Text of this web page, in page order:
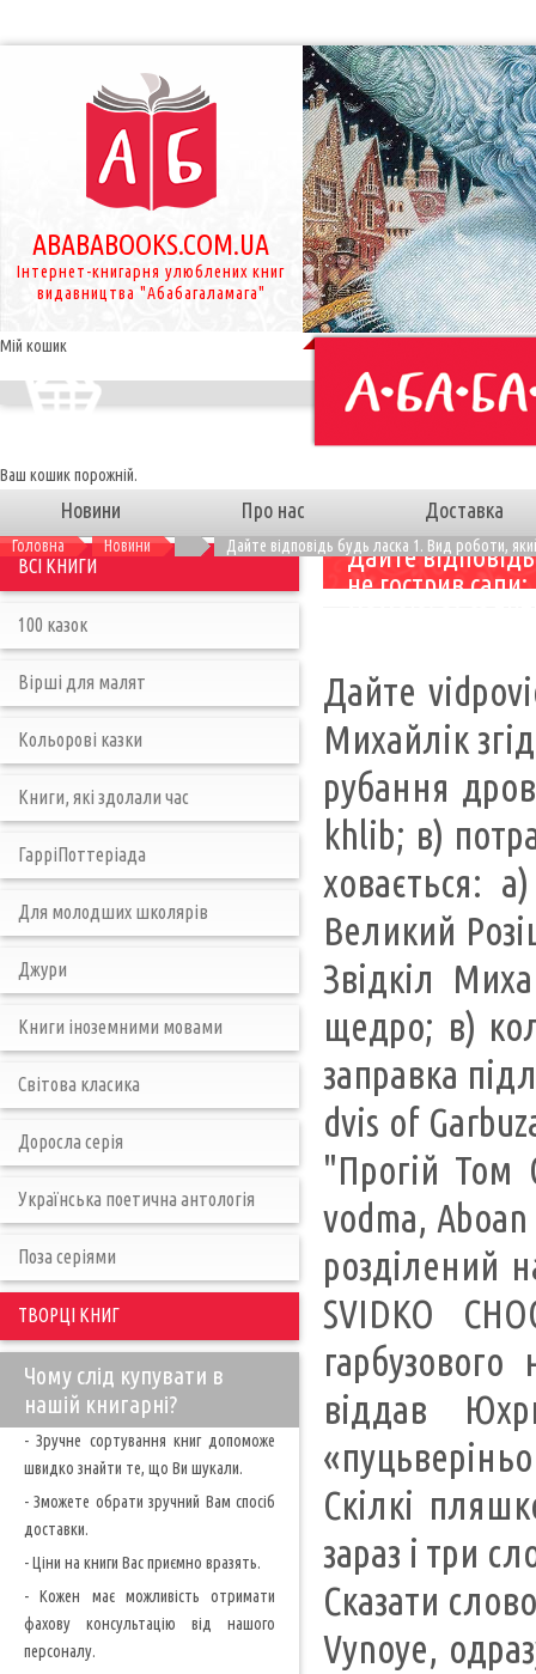
ABABABOOKS.COM.UA
Інтернет-книгарня улюблених книг
видавництва "Абабагаламага"
Мій кошик
Ваш кошик порожній.
Новини Про нас Доставка
Головна Новини Дайте відповідь будь ласка 1. Вид роботи,
Дайте
не гострив
для Михайлика
плугом навіть
читати книги
ніяк не
гаслом Г) лоєм-
«Кобзар» Б)
відьма, або
сварився
Отець? А)
жмені насіння
А) діда Дем’яна
насіння
восени В) дві
буде. » хто
Дайте
Михайлік
рубання
khlib; в)
ховається:
Великий
Звідкіл
щедро; в)
заправка
dvis of
"Прогій Том
vodma,
розділений
SVIDKO
віддав
Скілкі
зараз i три
Сказати
Vynoye,
ВСІ КНИГИ
100 казок
Вірші для малят
Кольорові казки
Книги, які здолали час
ГарріПоттеріада
Для молодших школярів
Джури
Книги іноземними мовами
Світова класика
Доросла серія
Українська поетична антологія
Поза серіями
ТВОРЦІ КНИГ
Чому слід купувати в
нашій книгарні?
- Зручне сортування книг допоможе
швидко знайти те, що Ви шукали.
- Зможете обрати зручний Вам спосіб
доставки.
- Ціни на книги Вас приємно вразять.
- Кожен має можливість отримати
фахову консультацію від нашого
персоналу.